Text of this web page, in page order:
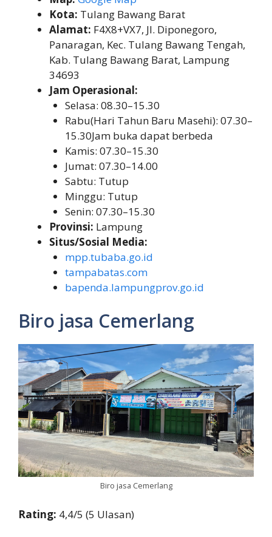
Kota: Tulang Bawang Barat
Alamat: F4X8+VX7, Jl. Diponegoro,
Panaragan, Kec. Tulang Bawang Tengah,
Kab. Tulang Bawang Barat, Lampung
34693
Jam Operasional:
Selasa: 08.30–15.30
Rabu(Hari Tahun Baru Masehi): 07.30–
15.30Jam buka dapat berbeda
Kamis: 07.30–15.30
Jumat: 07.30–14.00
Sabtu: Tutup
Minggu: Tutup
Senin: 07.30–15.30
Provinsi: Lampung
Situs/Sosial Media:
mpp.tubaba.go.id
tampabatas.com
bapenda.lampungprov.go.id
Biro jasa Cemerlang
Biro jasa Cemerlang
Rating: 4,4/5 (5 Ulasan)